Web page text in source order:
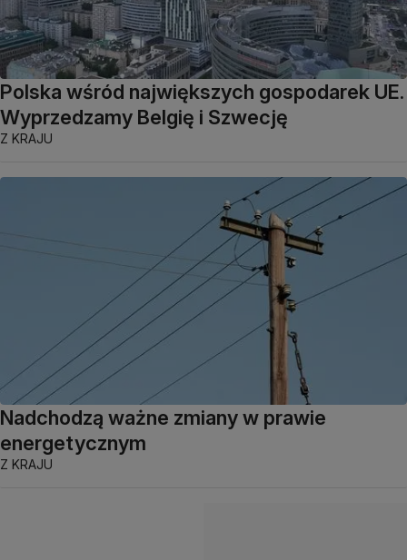
Polska wśród największych gospodarek UE.
Wyprzedzamy Belgię i Szwecję
Z KRAJU
Nadchodzą ważne zmiany w prawie
energetycznym
Z KRAJU